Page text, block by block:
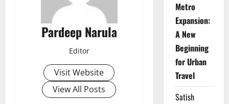
Pardeep Narula
Editor
Visit Website
View All Posts
Metro
Expansion:
A New
Beginning
for Urban
Travel
Satish